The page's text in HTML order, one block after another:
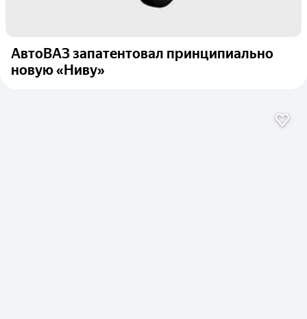
АвтоВАЗ запатентовал принципиально
новую «Ниву»